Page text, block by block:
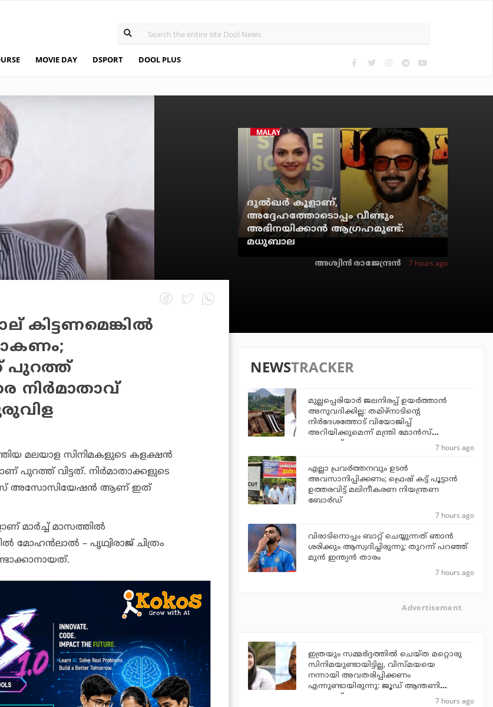
MOVIE DAY DSPORT DOOL PLUS
MALAYALAM CINEMA
ദുല്‍ഖര്‍ കൂളാണ്,
അദ്ദേഹത്തോടൊപ്പം വീണ്ടും
അഭിനയിക്കാന്‍ ആഗ്രഹമുണ്ട്:
മധുബാല
അശ്വിന്‍ രാജേന്ദ്രന്‍ 7 hours ago
കിട്ടണമെങ്കിൽ
പുറത്ത്
നിർമാതാവ്
മലയാള സിനിമകളുടെ കളക്ഷൻ
വിട്ടത്. നിർമാതാക്കളുടെ
അസോസിയേഷൻ ആണ് ഇത്
മാർച്ച് മാസത്തിൽ
മോഹൻലാൽ – പൃഥ്വിരാജ് ചിത്രം
NEWSTRACKER
മുല്ലപ്പെരിയാര്‍ ജലനിരപ്പ് ഉയര്‍ത്താന്‍
അനുവദിക്കില്ല: തമിഴ്‌നാടിന്റെ
നിര്‍ദേശത്തോട് വിയോജിപ്പ്
അറിയിക്കുമെന്ന് മന്ത്രി മോന്‍സ്
ജോസഫ്
7 hours ago
എല്ലാ പ്രവര്‍ത്തനവും ഉടന്‍
അവസാനിപ്പിക്കണം; ഫ്രെഷ് കട്ട് പൂട്ടാന്‍
ഉത്തരവിട്ട് മലിനീകരണ നിയന്ത്രണ
ബോര്‍ഡ്
7 hours ago
വിരാടിനൊപ്പം ബാറ്റ് ചെയ്യുന്നത് ഞാന്‍
ശരിക്കും ആസ്വദിച്ചിരുന്നു; തുറന്ന് പറഞ്ഞ്
മുന്‍ ഇന്ത്യന്‍ താരം
7 hours ago
Advertisement
ഇത്രയും സമ്മർദ്ദത്തിൽ ചെയ്ത മറ്റൊരു
സിനിമയുണ്ടായിട്ടില്ല, വിസ്മയയെ
നന്നായി അവതരിപ്പിക്കണം
എന്നുണ്ടായിരുന്നു: ജൂഡ് ആന്തണി
ജോസഫ്
7 hours ago